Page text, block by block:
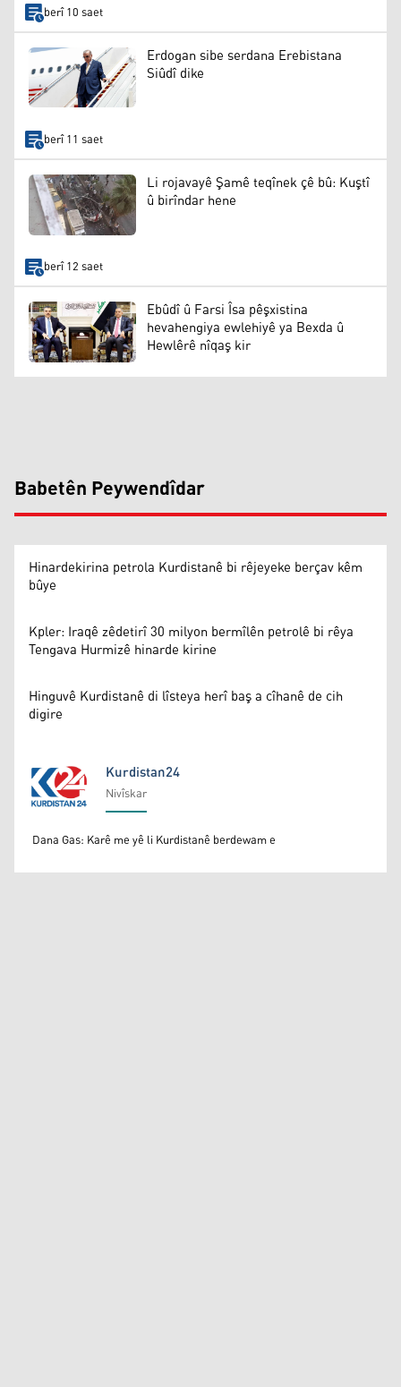
berî 10 saet
Erdogan sibe serdana Erebistana
Siûdî dike
berî 11 saet
Li rojavayê Şamê teqînek çê bû: Kuştî
û birîndar hene
berî 12 saet
Ebûdî û Farsi Îsa pêşxistina
hevahengiya ewlehiyê ya Bexda û
Hewlêrê nîqaş kir
Babetên Peywendîdar
Hinardekirina petrola Kurdistanê bi rêjeyeke berçav kêm
bûye
Kpler: Iraqê zêdetirî 30 milyon bermîlên petrolê bi rêya
Tengava Hurmizê hinarde kirine
Hinguvê Kurdistanê di lîsteya herî baş a cîhanê de cih
digire
Kurdistan24
Kurdistan24
Nivîskar
Dana Gas: Karê me yê li Kurdistanê berdewam e